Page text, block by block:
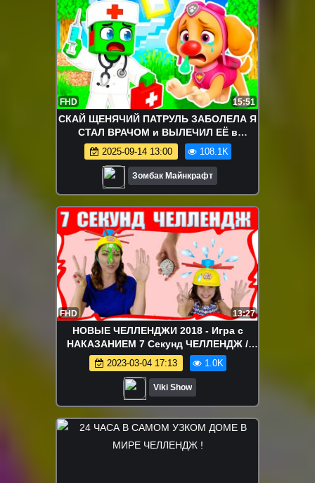
FHD 15:51
СКАЙ ЩЕНЯЧИЙ ПАТРУЛЬ ЗАБОЛЕЛА Я
СТАЛ ВРАЧОМ и ВЫЛЕЧИЛ ЕЁ в
МАЙНКРАФТ
2025-09-14 13:00 108.1K
Зомбак Майнкрафт
FHD 13:27
НОВЫЕ ЧЕЛЛЕНДЖИ 2018 - Игра с
НАКАЗАНИЕМ 7 Секунд ЧЕЛЛЕНДЖ /
Вики Шоу
2023-03-04 17:13 1.0K
Viki Show